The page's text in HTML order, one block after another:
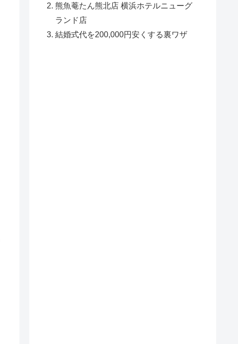
熊魚菴たん熊北店 横浜ホテルニューグ
ランド店
結婚式代を200,000円安くする裏ワザ